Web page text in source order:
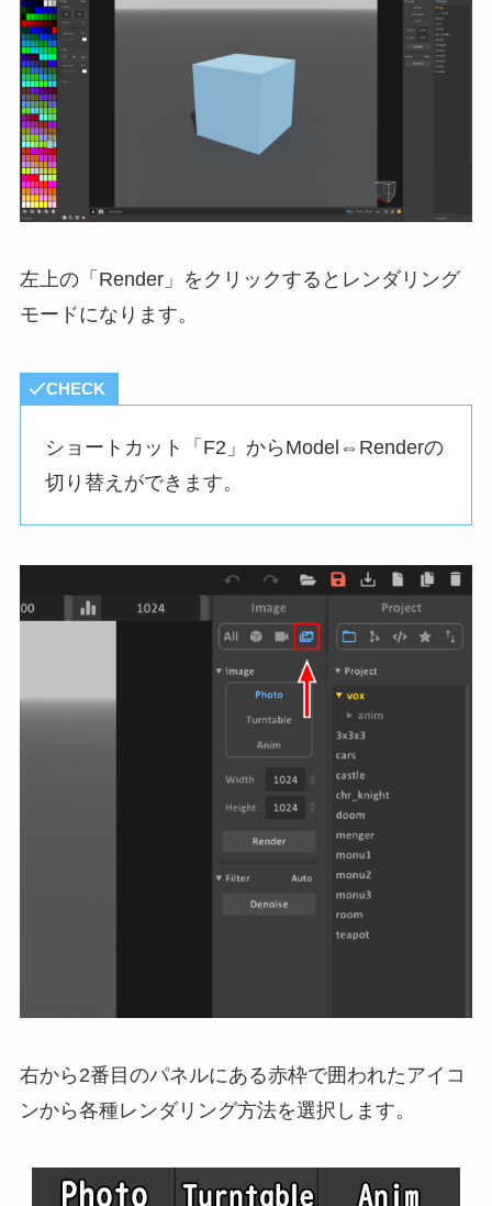
左上の「Render」をクリックするとレンダリング
モードになります。
CHECK
ショートカット「F2」からModel⇔Renderの
切り替えができます。
右から2番目のパネルにある赤枠で囲われたアイコ
ンから各種レンダリング方法を選択します。